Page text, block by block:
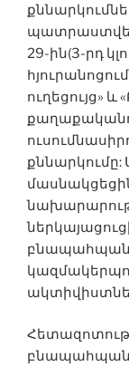
29-ին(3-րդ
ուղեցույց»
քննարկումը: